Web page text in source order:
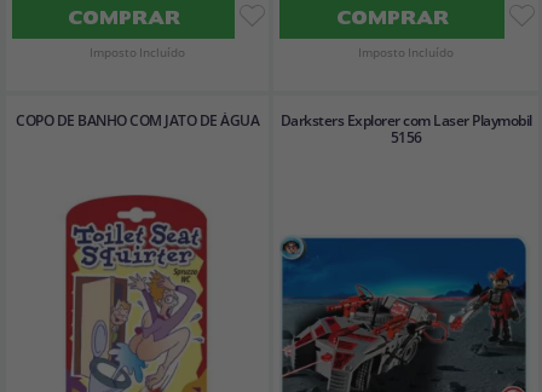
COMPRAR
Imposto Incluído
COMPRAR
Imposto Incluído
COPO DE BANHO COM JATO DE ÁGUA
Darksters Explorer com Laser Playmobil
5156